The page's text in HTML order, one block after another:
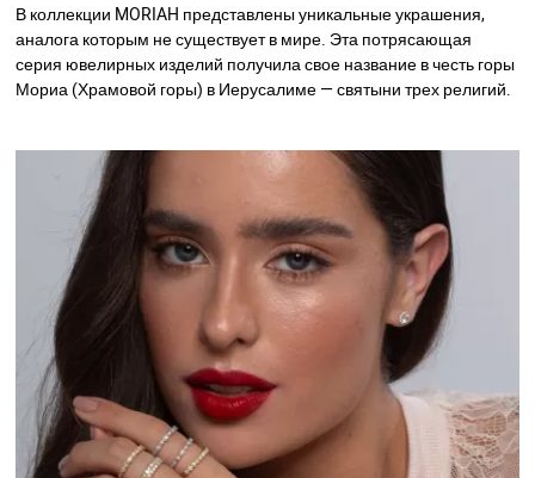
В коллекции MORIAH представлены уникальные украшения,
аналога которым не существует в мире. Эта потрясающая
серия ювелирных изделий получила свое название в честь горы
Мориа (Храмовой горы) в Иерусалиме — святыни трех религий.